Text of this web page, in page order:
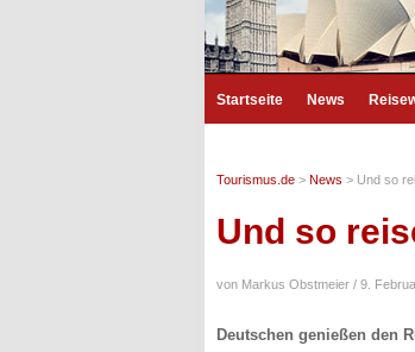
Startseite News
Tourismus.de > News > Und so
Und so
von Markus Obstmeier / 9.
Deutschen genießen den